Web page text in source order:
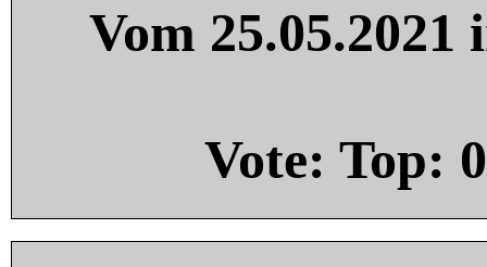
Vom
Vote: Top: 0